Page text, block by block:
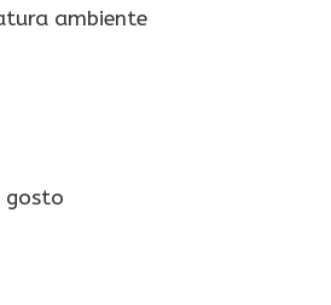
ambiente
gosto